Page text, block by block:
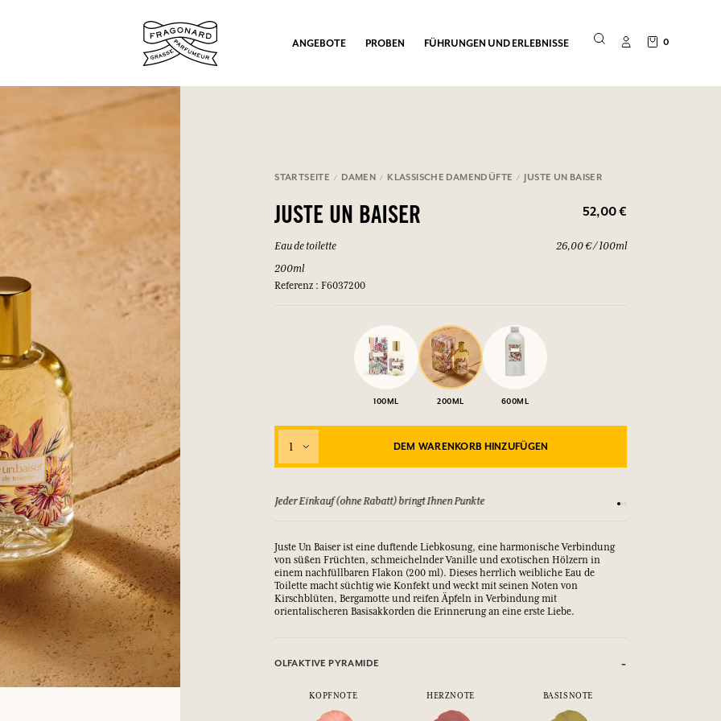
Geschenke.
Geschenke.
Geschenke.
Geschenke.
ANGEBOTE PROBEN FÜHRUNGEN UND ERLEBNISSE 0
STARTSEITE DAMEN KLASSISCHE DAMENDÜFTE JUSTE UN BAISER
JUSTE UN BAISER 52,00 €
Eau de toilette
200ml
Referenz : F6037200
26,00 € / 100ml
100ML 200ML 600ML
1 DEM WARENKORB HINZUFÜGEN
Rabatt) bringt Ihnen Punkte Sehen Sie sich unsere AGBs an
Juste Un Baiser ist eine duftende Liebkosung, eine harmonische Verbindung
von süßen Früchten, schmeichelnder Vanille und exotischen Hölzern in
einem nachfüllbaren Flakon (200 ml). Dieses herrlich weibliche Eau de
Toilette macht süchtig wie Konfekt und weckt mit seinen Noten von
Kirschblüten, Bergamotte und reifen Äpfeln in Verbindung mit
orientalischeren Basisakkorden die Erinnerung an eine erste Liebe.
OLFAKTIVE PYRAMIDE
KOPFNOTE HERZNOTE BASISNOTE